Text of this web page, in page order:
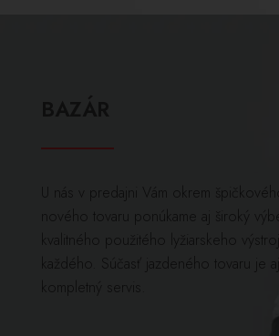
U nás v predajni Vám okrem špičkového
nového tovaru ponúkame aj široký
kvalitného použitého lyžiarskeho
každého. Súčasť jazdeného tovaru je aj
kompletný servis.